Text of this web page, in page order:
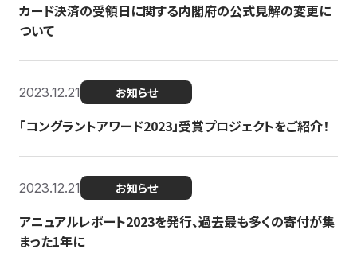
カード決済の受領日に関する内閣府の公式見解の変更に
ついて
2023.12.21 お知らせ
「コングラントアワード2023」受賞プロジェクトをご紹介！
2023.12.21 お知らせ
アニュアルレポート2023を発行、過去最も多くの寄付が集
まった1年に